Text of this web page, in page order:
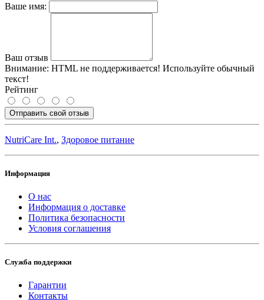
Ваше имя:
Ваш отзыв
Внимание: HTML не поддерживается! Используйте обычный
текст!
Рейтинг
Отправить свой отзыв
NutriCare Int., Здоровое питание
Информация
О нас
Информация о доставке
Политика безопасности
Условия соглашения
Служба поддержки
Гарантии
Контакты